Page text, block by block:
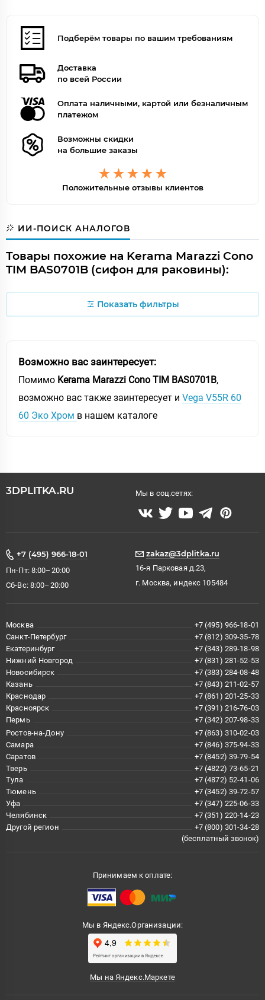
Подберём товары по вашим требованиям
Доставка
по всей России
Оплата наличными, картой или безналичным
платежом
Возможны скидки
на большие заказы
Положительные отзывы клиентов
ИИ-ПОИСК АНАЛОГОВ
Товары похожие на Kerama Marazzi Cono
TIM BAS0701B (сифон для раковины):
Показать фильтры
Возможно вас заинтересует:
Помимо Kerama Marazzi Cono TIM BAS0701B,
возможно вас также заинтересует и Vega V55R 60
60 Эко Хром в нашем каталоге
3DPLITKA.RU Мы в соц.сетях:
+7 (495) 966-18-01
Пн-Пт: 8:00–20:00
Сб-Вс: 8:00–20:00
zakaz@3dplitka.ru
16-я Парковая д.23,
г. Москва, индекс 105484
Москва
+7 (495) 966-18-01
Санкт-Петербург
+7 (812) 309-35-78
Екатеринбург
+7 (343) 289-18-98
Нижний Новгород
+7 (831) 281-52-53
Новосибирск
+7 (383) 284-08-48
Казань
+7 (843) 211-02-57
Краснодар
+7 (861) 201-25-33
Красноярск
+7 (391) 216-76-03
Пермь
+7 (342) 207-98-33
Ростов-на-Дону
+7 (863) 310-02-03
Самара
+7 (846) 375-94-33
Саратов
+7 (8452) 39-79-54
Тверь
+7 (4822) 73-65-21
Тула
+7 (4872) 52-41-06
Тюмень
+7 (3452) 39-72-57
Уфа
+7 (347) 225-06-33
Челябинск
+7 (351) 220-14-23
Другой регион
+7 (800) 301-34-28
(бесплатный звонок)
Принимаем к оплате:
Мы в Яндекс.Организации:
Мы на Яндекс.Маркете